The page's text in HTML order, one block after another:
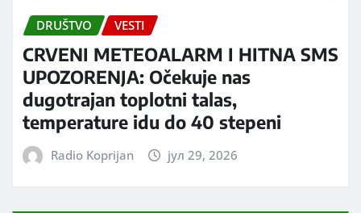
DRUŠTVO VESTI
CRVENI METEOALARM I HITNA SMS
UPOZORENJA: Očekuje nas
dugotrajan toplotni talas,
temperature idu do 40 stepeni
Radio Koprijan јул 29, 2026